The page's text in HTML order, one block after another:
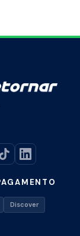
Discover